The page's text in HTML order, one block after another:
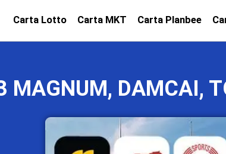
Carta Lotto Carta MKT Carta Planbee
DAMCAI,